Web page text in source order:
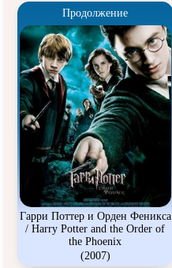
Продолжение
Гарри Поттер и Орден Феникса
/ Harry Potter and the Order of
the Phoenix
(2007)